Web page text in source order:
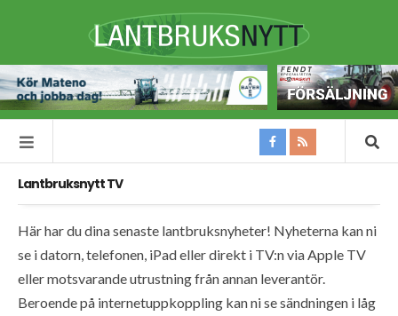
Lantbruksnytt TV
Här har du dina senaste lantbruksnyheter! Nyheterna kan ni
se i datorn, telefonen, iPad eller direkt i TV:n via Apple TV
eller motsvarande utrustning från annan leverantör.
Beroende på internetuppkoppling kan ni se sändningen i låg